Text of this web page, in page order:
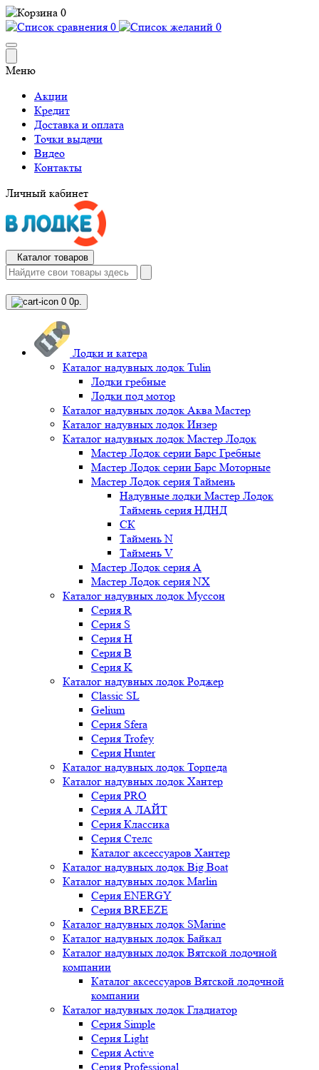
0
0
0
Меню
Акции
Кредит
Доставка и оплата
Точки выдачи
Видео
Контакты
Личный кабинет
Каталог товаров
0 0р.
Лодки и катера
Каталог надувных лодок Tulin
Лодки гребные
Лодки под мотор
Каталог надувных лодок Аква Мастер
Каталог надувных лодок Инзер
Каталог надувных лодок Мастер Лодок
Мастер Лодок серии Барс Гребные
Мастер Лодок серии Барс Моторные
Мастер Лодок серия Таймень
Надувные лодки Мастер Лодок
Таймень серия НДНД
СК
Таймень N
Таймень V
Мастер Лодок серия А
Мастер Лодок серия NX
Каталог надувных лодок Муссон
Серия R
Серия S
Серия H
Серия B
Серия K
Каталог надувных лодок Роджер
Classic SL
Gelium
Серия Sfera
Серия Trofey
Серия Hunter
Каталог надувных лодок Торпеда
Каталог надувных лодок Хантер
Серия PRO
Серия А ЛАЙТ
Серия Классика
Серия Стелс
Каталог аксессуаров Хантер
Каталог надувных лодок Big Boat
Каталог надувных лодок Marlin
Серия ENERGY
Серия BREEZE
Каталог надувных лодок SMarine
Каталог надувных лодок Байкал
Каталог надувных лодок Вятской лодочной
компании
Каталог аксессуаров Вятской лодочной
компании
Каталог надувных лодок Гладиатор
Серия Simple
Серия Light
Серия Active
Серия Professional